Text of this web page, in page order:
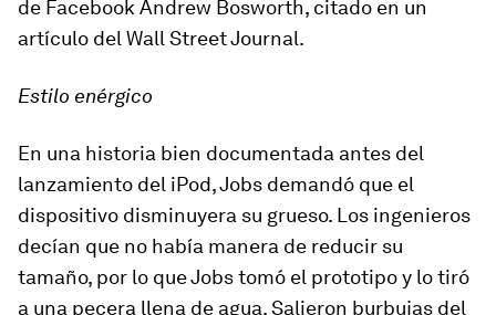
de Facebook Andrew Bosworth, citado en un
artículo del Wall Street Journal.
Estilo enérgico
En una historia bien documentada antes del
lanzamiento del iPod, Jobs demandó que el
dispositivo disminuyera su grueso. Los ingenieros
decían que no había manera de reducir su
tamaño, por lo que Jobs tomó el prototipo y lo tiró
a una pecera llena de agua. Salieron burbujas del